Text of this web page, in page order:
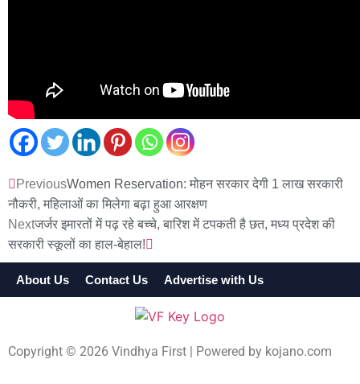
PreviousWomen Reservation: मोहन सरकार देगी 1 लाख सरकारी
नौकरी, महिलाओं का मिलेगा बढ़ा हुआ आरक्षण
Nextजर्जर इमारतों में पढ़ रहे बच्चे, बारिश में टपकती है छत, मध्य प्रदेश की
सरकारी स्कूलों का हाल-बेहाल!
About Us Contact Us Advertise with Us
Copyright © 2026 Vindhya First | Powered by kojano.com